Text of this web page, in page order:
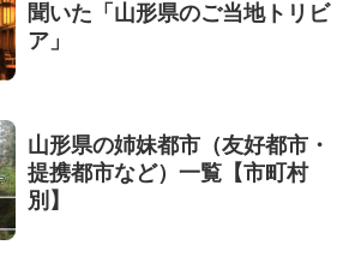
聞いた「山形県のご当地トリビ
ア」
山形県の姉妹都市（友好都市・
提携都市など）一覧【市町村
別】